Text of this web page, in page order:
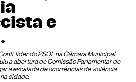
e
líder do PSOL na Câmara Municipal
a abertura de Comissão Parlamentar de
a escalada de ocorrências de violência
cidade.